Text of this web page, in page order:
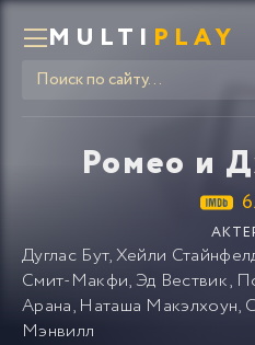
MULTI PLAY
Ромео и
Дуглас Бут,Хейли
Смит-Макфи, Эд Вествик,
Арана, Наташа Макэлхоун,
Мэнвилл